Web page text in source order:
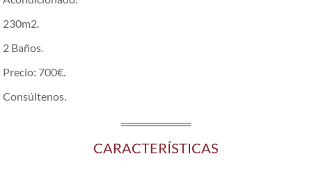
230m2.
2 Baños.
Precio: 700€.
Consúltenos.
CARACTERÍSTICAS